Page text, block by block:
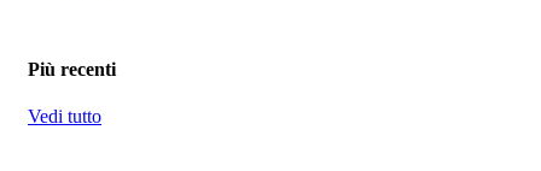
Più recenti
Vedi tutto